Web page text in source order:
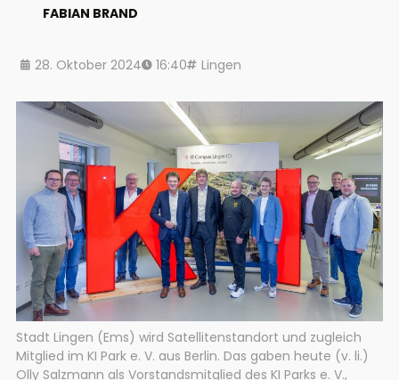
FABIAN BRAND
28. Oktober 2024 16:40 Lingen
Stadt Lingen (Ems) wird Satellitenstandort und zugleich
Mitglied im KI Park e. V. aus Berlin. Das gaben heute (v. li.)
Olly Salzmann als Vorstandsmitglied des KI Parks e. V.,